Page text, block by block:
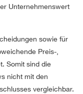
Unternehmenswert
sowie für
Preis-,
Somit sind die
nicht mit den
vergleichbar.